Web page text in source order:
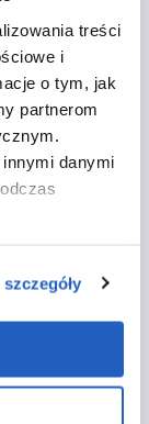
treści
i
o tym, jak
partnerom
danymi